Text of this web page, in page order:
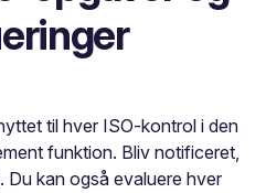
til hver ISO-kontrol i den
funktion. Bliv notificeret,
Du kan også evaluere hver